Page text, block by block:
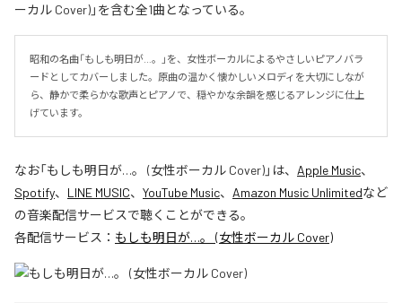
ーカル Cover)」を含む全1曲となっている。
昭和の名曲「もしも明日が…。」を、女性ボーカルによるやさしいピアノバラ
ードとしてカバーしました。原曲の温かく懐かしいメロディを大切にしなが
ら、静かで柔らかな歌声とピアノで、穏やかな余韻を感じるアレンジに仕上
げています。
なお「もしも明日が…。 (女性ボーカル Cover)」は、 Apple Music、
Spotify、 LINE MUSIC、 YouTube Music、 Amazon Music Unlimitedなど
の音楽配信サービスで聴くことができる。
各配信サービス： もしも明日が…。 (女性ボーカル Cover)